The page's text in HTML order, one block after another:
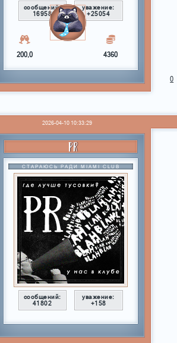
сообщений:
16958
уважение:
+25054
200,0 4360
0
2026-04-10 10:33:29
PR
СТАРАЮСЬ РАДИ MIAMI CLUB
сообщений:
41802
уважение:
+158